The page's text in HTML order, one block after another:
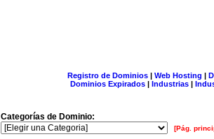
Registro de Dominios| Web Hosting |
Dominios Expirados | Industrias |
Categorías de Dominio:
[Pág.